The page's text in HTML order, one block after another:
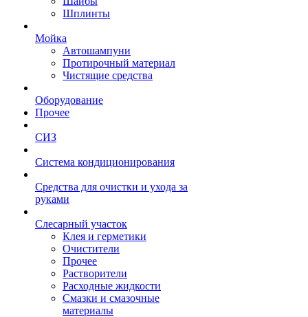
Шплинты
Мойка
Автошампуни
Протирочный материал
Чистящие средства
Оборудование
Прочее
СИЗ
Система кондиционирования
Средства для очистки и ухода за
руками
Слесарный участок
Клея и герметики
Очистители
Прочее
Растворители
Расходные жидкости
Смазки и смазочные
материалы